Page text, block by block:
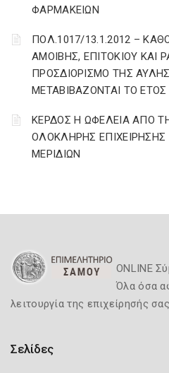
ΦΑΡΜΑΚΕΙΩΝ
ΠΟΛ.1017/13.1.2012 –
ΑΜΟΙΒΗΣ, ΕΠΙΤΟΚΙΟΥ ΚΑΙ
ΠΡΟΣΔΙΟΡΙΣΜΟ ΤΗΣ
ΜΕΤΑΒΙΒΑΖΟΝΤΑΙ ΤΟ ΕΤΟΣ
ΚΕΡΔΟΣ Η ΩΦΕΛΕΙΑ ΑΠΟ
ΟΛΟΚΛΗΡΗΣ ΕΠΙΧΕΙΡΗΣΗΣ
ΜΕΡΙΔΙΩΝ
ONLINE
Όλα όσα
λειτουργία της επιχείρησής
Σελίδες